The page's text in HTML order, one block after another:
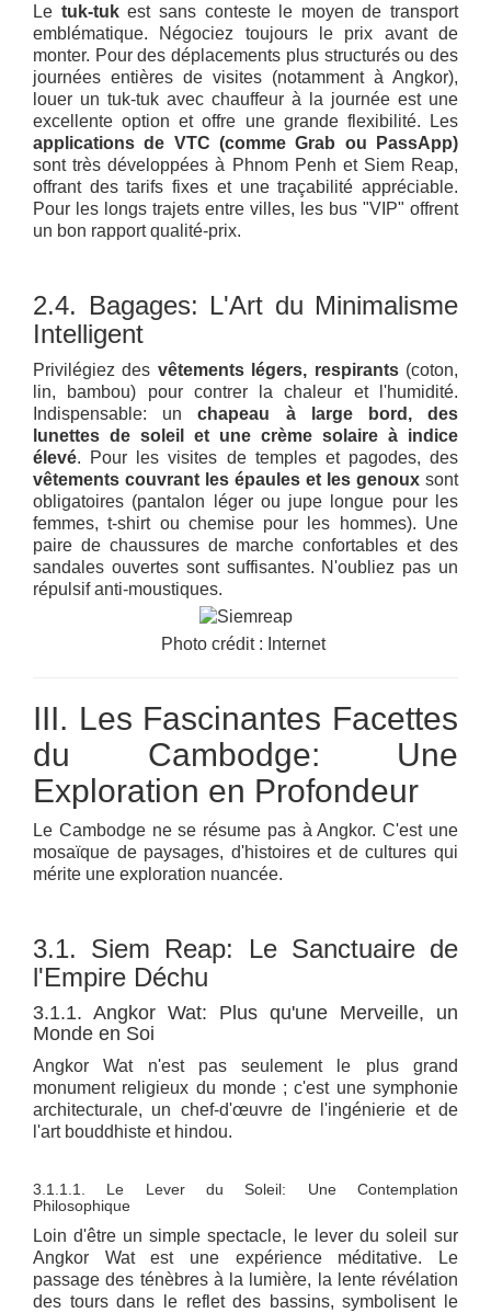
Le tuk-tukest sans conteste le moyen de transport
emblématique. Négociez toujours le prix avant de
monter. Pour des déplacements plus structurés ou des
journées entières de visites (notamment à Angkor),
louer un tuk-tuk avec chauffeur à la journée est une
excellente option et offre une grande flexibilité. Les
applications de VTC (comme Grab ou PassApp)
sont très développées à Phnom Penh et Siem Reap,
offrant des tarifs fixes et une traçabilité appréciable.
Pour les longs trajets entre villes, les bus "VIP" offrent
un bon rapport qualité-prix.
2.4. Bagages: L'Art du Minimalisme
Intelligent
Privilégiez des vêtements légers, respirants(coton,
lin, bambou) pour contrer la chaleur et l'humidité.
Indispensable: unchapeau à large bord, des
lunettes de soleil et une crème solaire à indice
élevé. Pour les visites de temples et pagodes, des
vêtements couvrant les épaules et les genoux sont
obligatoires (pantalon léger ou jupe longue pour les
femmes, t-shirt ou chemise pour les hommes). Une
paire de chaussures de marche confortables et des
sandales ouvertes sont suffisantes. N'oubliez pas un
répulsif anti-moustiques.
Photo crédit : Internet
III. Les Fascinantes Facettes
du Cambodge: Une
Exploration en Profondeur
Le Cambodge ne se résume pas à Angkor. C'est une
mosaïque de paysages, d'histoires et de cultures qui
mérite une exploration nuancée.
3.1. Siem Reap: Le Sanctuaire de
l'Empire Déchu
3.1.1. Angkor Wat: Plus qu'une Merveille, un
Monde en Soi
Angkor Wat n'est pas seulement le plus grand
monument religieux du monde ; c'est une symphonie
architecturale, un chef-d'œuvre de l'ingénierie et de
l'art bouddhiste et hindou.
3.1.1.1. Le Lever du Soleil: Une Contemplation
Philosophique
Loin d'être un simple spectacle, le lever du soleil sur
Angkor Wat est une expérience méditative. Le
passage des ténèbres à la lumière, la lente révélation
des tours dans le reflet des bassins, symbolisent le